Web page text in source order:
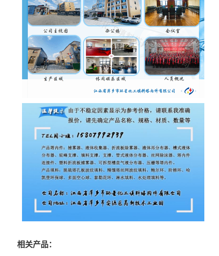
相关产品：